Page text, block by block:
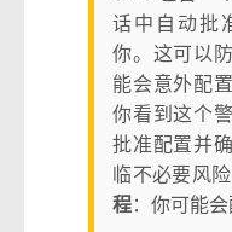
话中自动批
你。这可以
能会意外配
你看到这个
批准配置并
临不必要风
程：你可能会